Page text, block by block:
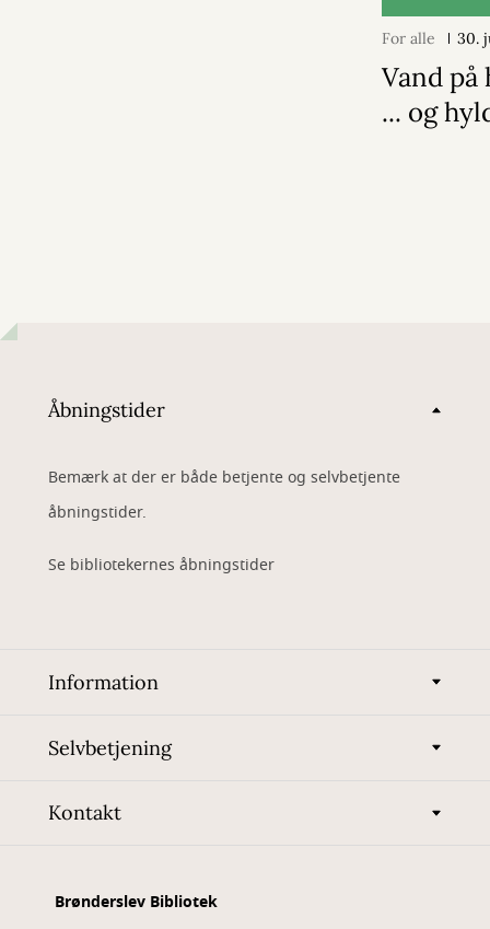
For alle 30.
Vand
... og
Åbningstider
Bemærk at der er både betjente og selvbetjente
åbningstider.
Se bibliotekernes åbningstider
Information
Selvbetjening
Kontakt
Brønderslev Bibliotek